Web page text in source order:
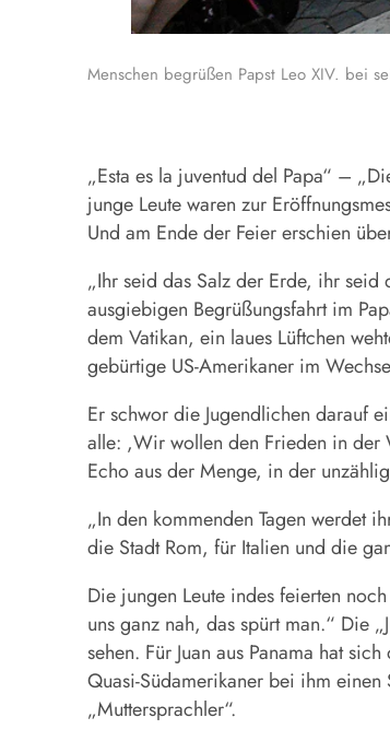
Menschen begrüßen Papst Leo XIV. bei
„Esta es la juventud del Papa“ –
junge Leute waren zur
Und am Ende der Feier erschien
„Ihr seid das Salz der Erde, ihr
ausgiebigen Begrüßungsfahrt im
dem Vatikan, ein laues Lüftchen
gebürtige US-Amerikaner im
Er schwor die Jugendlichen darauf
alle: ,Wir wollen den Frieden in der
Echo aus der Menge, in der
„In den kommenden Tagen werdet
die Stadt Rom, für Italien und die
Die jungen Leute indes feierten
uns ganz nah, das spürt man.“ Die
sehen. Für Juan aus Panama hat
Quasi-Südamerikaner bei ihm einen
„Muttersprachler“.